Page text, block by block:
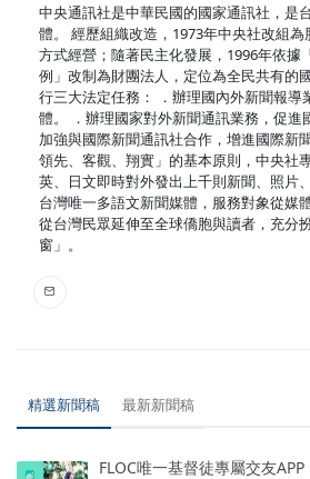
中央通訊社是中華民國的國家通訊社，是
體。 經歷組織改造，1973年中央社改組
方式經營；隨著民主化發展，1996年依據
例」改制為財團法人，定位為全民共有的
行三大法定任務： ．辦理國內外新聞報導
體。 ．辦理國家對外新聞通訊業務，促進
加強與國際新聞通訊社合作，增進國際新
領先、客觀、翔實」的基本原則，中央社
英、日文即時對外發出上千則新聞、照片
台灣唯一多語文新聞媒體，服務對象從媒
從台灣民眾延伸至全球僑胞與讀者，充分
窗」。
精選新聞稿 最新新聞稿
FLOC唯一基督徒專屬交友